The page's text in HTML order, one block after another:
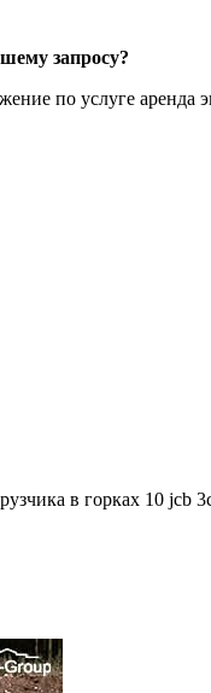
запросу?
по услуге аренда
в горках 10